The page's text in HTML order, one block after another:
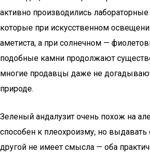
активно производились
которые при искусственном
аметиста, а при солнечном —
подобные камни продолжают
многие продавцы даже не
природе.
Зеленый андалузит очень похож на
способен к плеохроизму, но выдавать
другой не имеет смысла — оба